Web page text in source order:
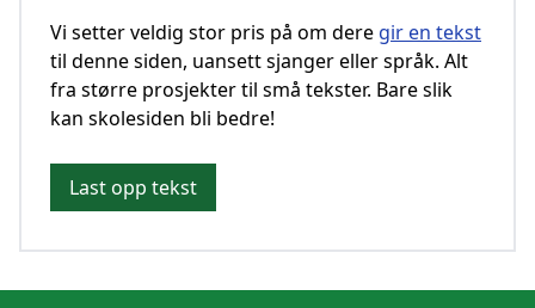
Vi setter veldig stor pris på om dere gir en tekst
til denne siden, uansett sjanger eller språk. Alt
fra større prosjekter til små tekster. Bare slik
kan skolesiden bli bedre!
Last opp tekst